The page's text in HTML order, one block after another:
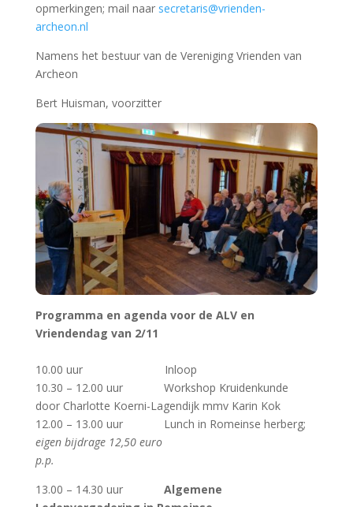
opmerkingen; mail naar secretaris@vrienden-
archeon.nl
Namens het bestuur van de Vereniging Vrienden van
Archeon
Bert Huisman, voorzitter
Programma en agenda voor de ALV en
Vriendendag van 2/11
10.00 uur Inloop
10.30 – 12.00 uur Workshop Kruidenkunde
door Charlotte Koerni-Lagendijk mmv Karin Kok
12.00 – 13.00 uur Lunch in Romeinse herberg;
eigen bijdrage 12,50 euro
p.p.
13.00 – 14.30 uur
Algemene